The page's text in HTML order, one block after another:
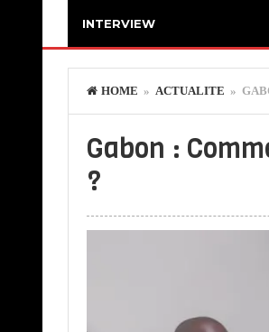
INTERVIEW
HOME » ACTUALITE »
Gabon :
?